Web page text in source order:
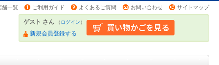
舗一覧 ご利用ガイド よくあるご質問 お問い合わせ サイトマップ
ゲスト さん （ログイン）
新規会員登録する